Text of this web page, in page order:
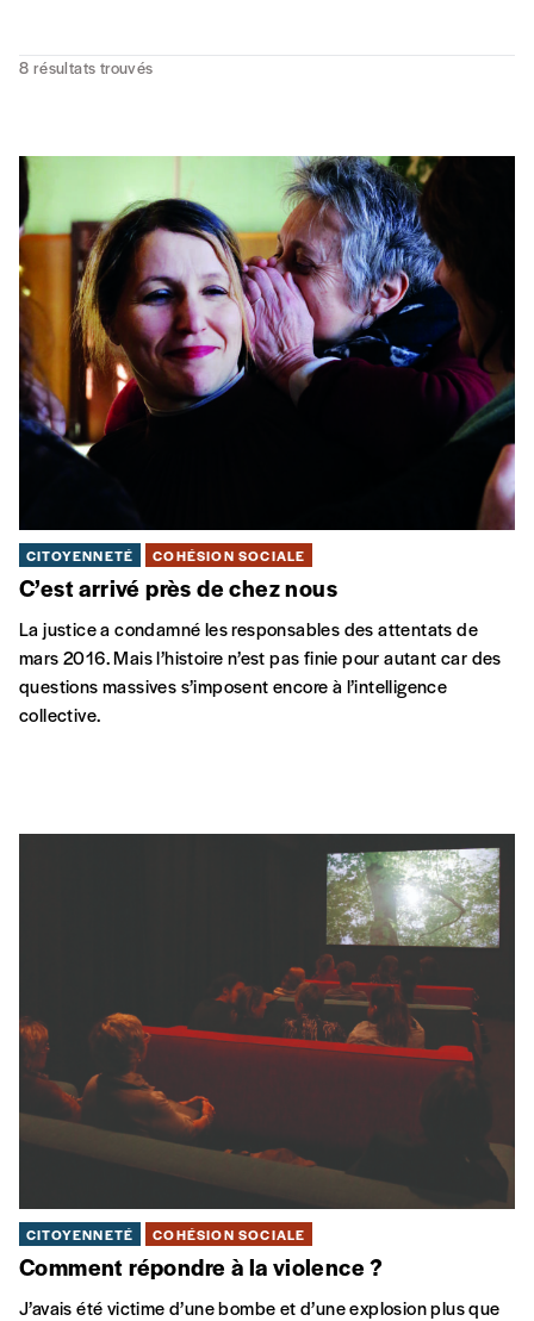
8 résultats trouvés
CITOYENNETÉ COHÉSION SOCIALE
C’est arrivé près de chez nous
La justice a condamné les responsables des attentats de
mars 2016. Mais l’histoire n’est pas finie pour autant car des
questions massives s’imposent encore à l’intelligence
collective.
CITOYENNETÉ COHÉSION SOCIALE
Comment répondre à la violence ?
J’avais été victime d’une bombe et d’une explosion plus que